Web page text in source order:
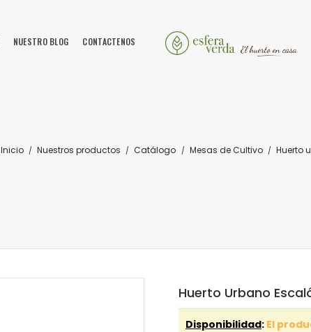
NUESTRO BLOG CONTACTENOS
Inicio Nuestros productos Catálogo Mesas de Cultivo Huerto
Huerto Urbano
Disponibilidad: El